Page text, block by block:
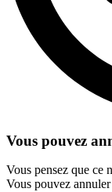
Vous pouvez
Vous pensez que ce
Vous pouvez